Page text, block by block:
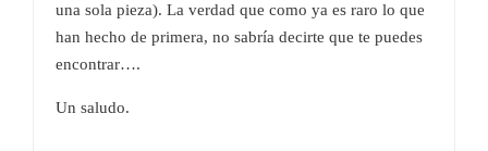
una sola pieza). La verdad que como ya es raro lo que
han hecho de primera, no sabría decirte que te puedes
encontrar….
Un saludo.